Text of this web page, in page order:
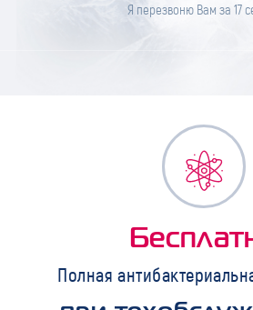
Я перезвоню Вам за 17
Полная